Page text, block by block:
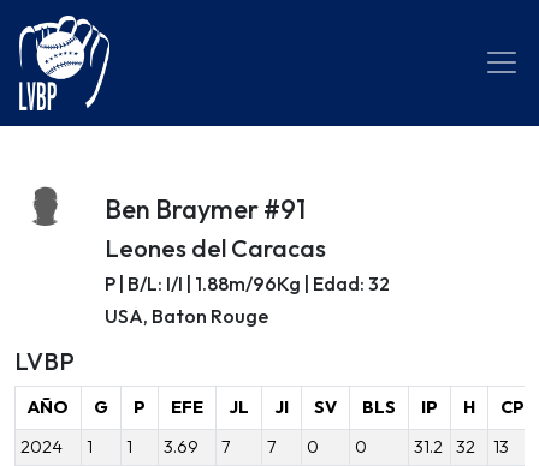
Ben Braymer #91
Leones del Caracas
P | B/L: I/I | 1.88m/96Kg | Edad: 32
USA, Baton Rouge
LVBP
AÑO G P EFE JL JI SV BLS IP H
CP
2024
1 1 3.69 7 7 0 0 31.2 32 13